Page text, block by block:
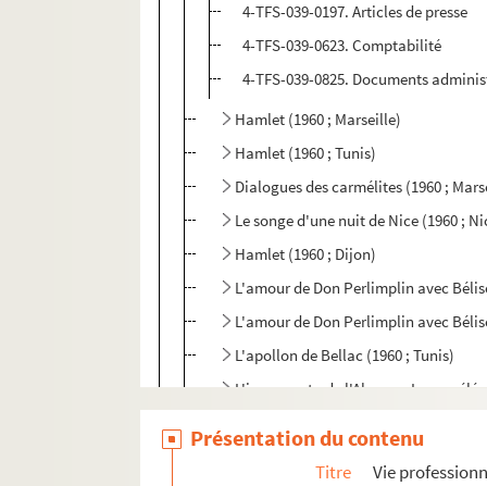
4-TFS-039-0197. Articles de presse
4-TFS-039-0623. Comptabilité
4-TFS-039-0825. Documents
Hamlet (1960 ; Marseille)
Hamlet (1960 ; Tunis)
Dialogues des carmélites (1960 ;
Le songe d'une nuit de Nice (1960 ;
Hamlet (1960 ; Dijon)
L'amour de Don Perlimplin avec
L'amour de Don Perlimplin avec
L'apollon de Bellac (1960 ; Tunis)
L'impromptu de l'Alma ou Le
Présentation du contenu
Titre Vie